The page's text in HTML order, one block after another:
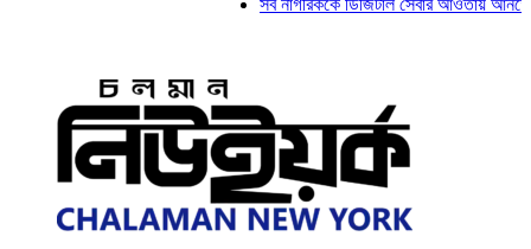
সব নাগরিককে ডিজিটাল সেবার আওতায় আনতে হবে: